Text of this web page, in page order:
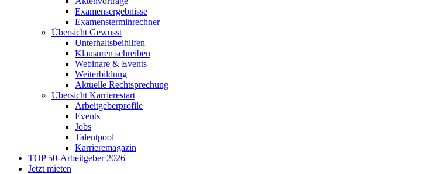
Examensergebnisse
Examensterminrechner
Übersicht Gewusst
Unterhaltsbeihilfen
Klausuren schreiben
Webinare & Events
Weiterbildung
Aktuelle Rechtsprechung
Übersicht Karrierestart
Arbeitgeberprofile
Events
Jobs
Talentpool
Karrieremagazin
TOP 50-Arbeitgeber 2026
Jetzt mieten